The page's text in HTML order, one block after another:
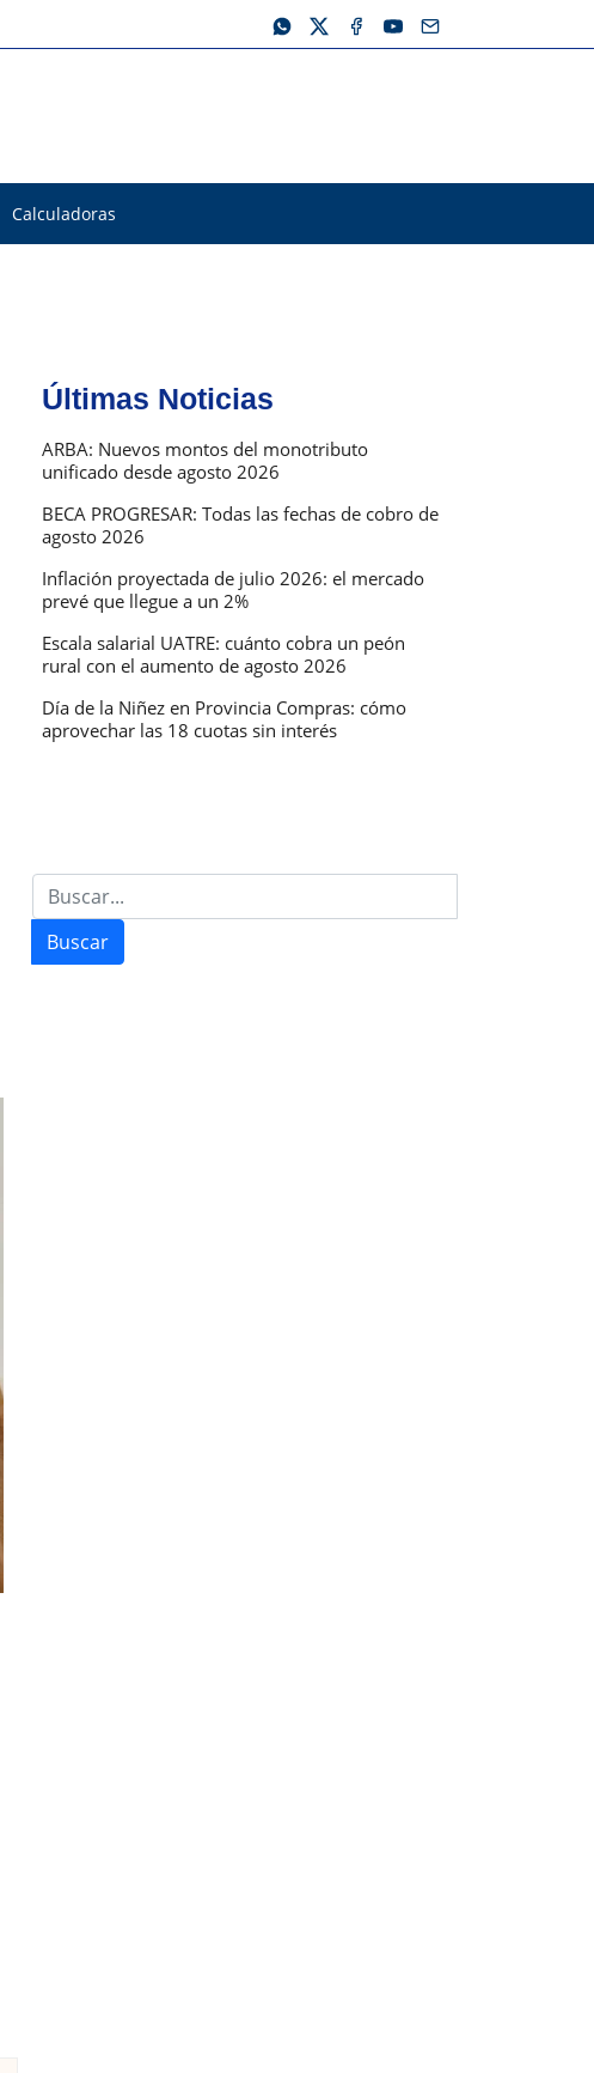
Calculadoras
Últimas Noticias
ARBA: Nuevos montos del monotributo
unificado desde agosto 2026
BECA PROGRESAR: Todas las fechas de cobro de
agosto 2026
Inflación proyectada de julio 2026: el mercado
prevé que llegue a un 2%
Escala salarial UATRE: cuánto cobra un peón
rural con el aumento de agosto 2026
Día de la Niñez en Provincia Compras: cómo
aprovechar las 18 cuotas sin interés
Buscar